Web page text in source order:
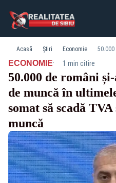
Acasă Știri Economie
ECONOMIE· 1 min citire
50.000 de români
de muncă în
somat să scadă
muncă